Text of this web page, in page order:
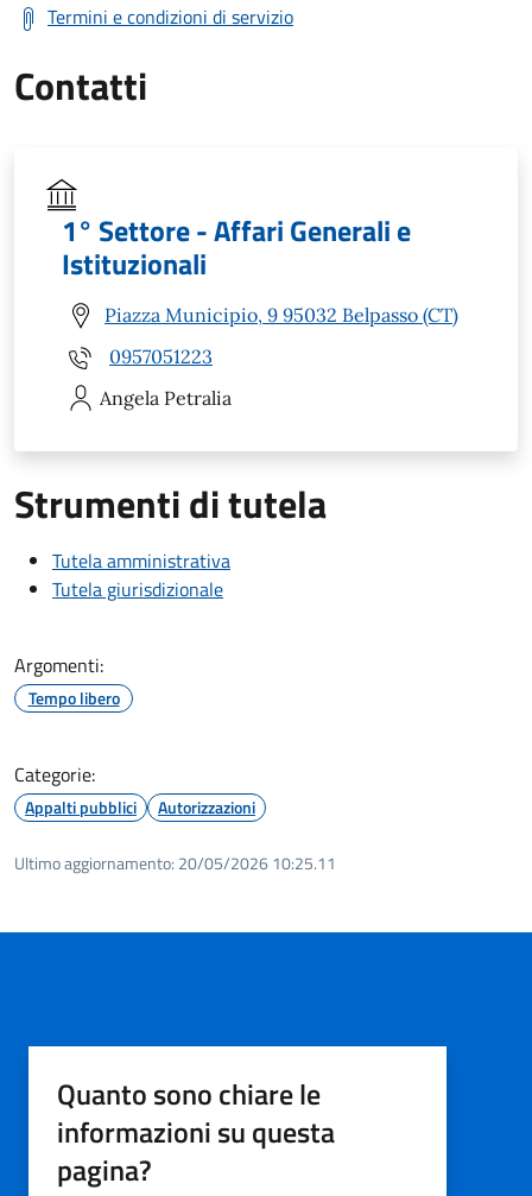
Termini e condizioni di servizio
Contatti
1° Settore - Affari Generali e
Istituzionali
Piazza Municipio, 9 95032 Belpasso (CT)
0957051223
Angela Petralia
Strumenti di tutela
Tutela amministrativa
Tutela giurisdizionale
Argomenti:
Tempo libero
Categorie:
Appalti pubblici Autorizzazioni
Ultimo aggiornamento: 20/05/2026 10:25.11
Quanto sono chiare le
informazioni su questa
pagina?